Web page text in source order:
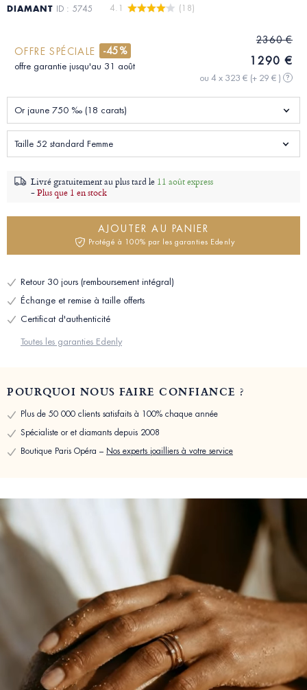
DIAMANT ID : 5745 4.1 (18)
OFFRE SPÉCIALE -45%
offre garantie jusqu'au 31 août
2360 €
1290 €
ou 4 x 323 € (+ 29 € ) ?
Or jaune 750 ‰ (18 carats)
Taille 52 standard Femme
Livré gratuitement au plus tard le 11 août express
-Plus que 1 en stock
AJOUTER AU PANIER
Protégé à 100% par les garanties Edenly
Retour 30 jours (remboursement intégral)
Échange et remise à taille offerts
Certificat d'authenticité
Toutes les garanties Edenly
POURQUOI NOUS FAIRE CONFIANCE ?
Plus de 50 000 clients satisfaits à 100% chaque année
Spécialiste or et diamants depuis 2008
Boutique Paris Opéra – Nos experts joailliers à votre service